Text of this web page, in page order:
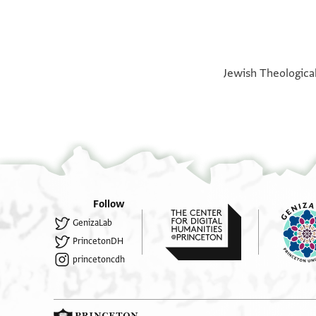
Top Margin
Jewish
Follow
GenizaLab
PrincetonDH
princetoncdh